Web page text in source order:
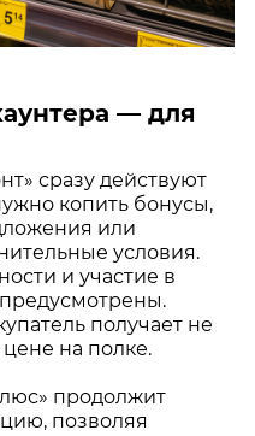
— для
сразу действуют
копить бонусы,
или
условия.
и участие в
получает не
на полке.
продолжит
позволяя